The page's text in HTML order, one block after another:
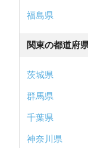
福島県
関東の都道府
茨城県
群馬県
千葉県
神奈川県